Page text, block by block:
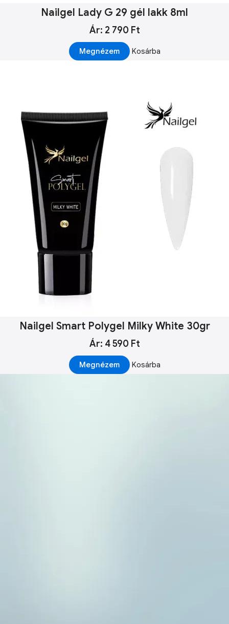
Nailgel Lady G 29 gél lakk 8ml
Ár: 2 790 Ft
Megnézem Kosárba
Nailgel Smart Polygel Milky White 30gr
Ár: 4 590 Ft
Megnézem Kosárba